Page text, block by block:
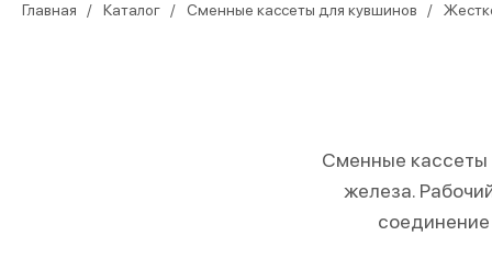
Главная Каталог Сменные кассеты для кувшинов
Сменные
железа.
соединение